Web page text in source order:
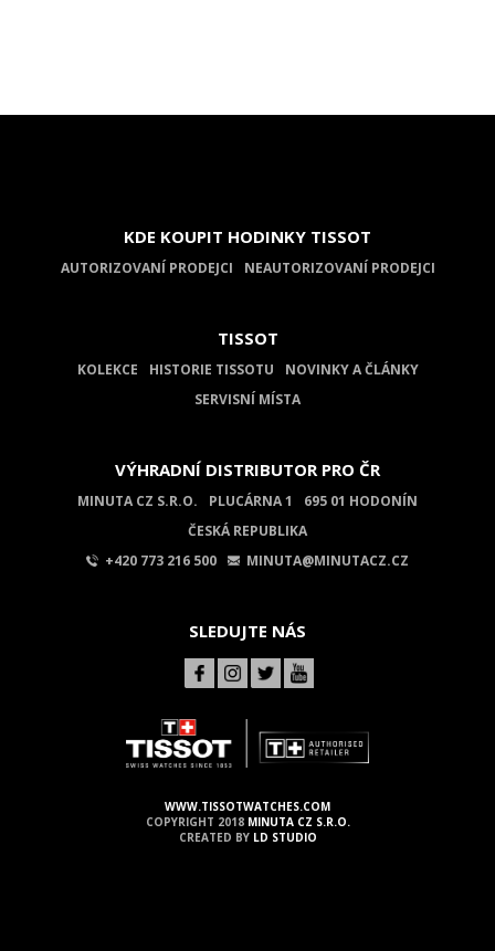
KDE KOUPIT HODINKY TISSOT
AUTORIZOVANÍ PRODEJCI NEAUTORIZOVANÍ PRODEJCI
TISSOT
KOLEKCE HISTORIE TISSOTU
NOVINKY A ČLÁNKY
SERVISNÍ MÍSTA
VÝHRADNÍ DISTRIBUTOR PRO ČR
MINUTA CZ S.R.O. PLUCÁRNA 1
695 01 HODONÍN
ČESKÁ REPUBLIKA
+420 773 216 500
MINUTA@MINUTACZ.CZ
SLEDUJTE NÁS
WWW.TISSOTWATCHES.COM
COPYRIGHT 2018 MINUTA CZ S.R.O.
CREATED BY LD STUDIO